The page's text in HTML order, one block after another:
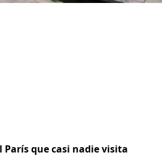
París que casi nadie visita